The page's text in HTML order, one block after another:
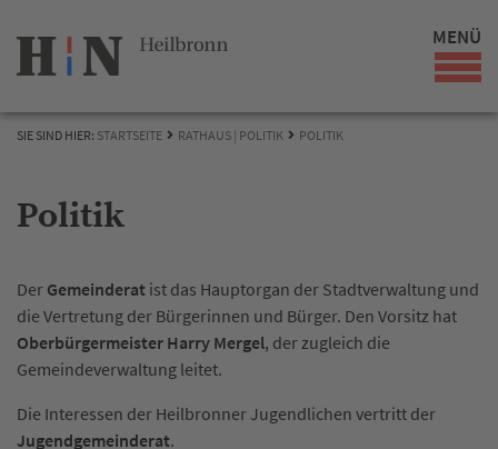
MENÜ
SIE SIND HIER: STARTSEITE RATHAUS | POLITIK POLITIK
Politik
Der Gemeinderat ist das Hauptorgan der Stadtverwaltung und
die Vertretung der Bürgerinnen und Bürger. Den Vorsitz hat
Oberbürgermeister Harry Mergel, der zugleich die
Gemeindeverwaltung leitet.
Die Interessen der Heilbronner Jugendlichen vertritt der
Jugendgemeinderat.